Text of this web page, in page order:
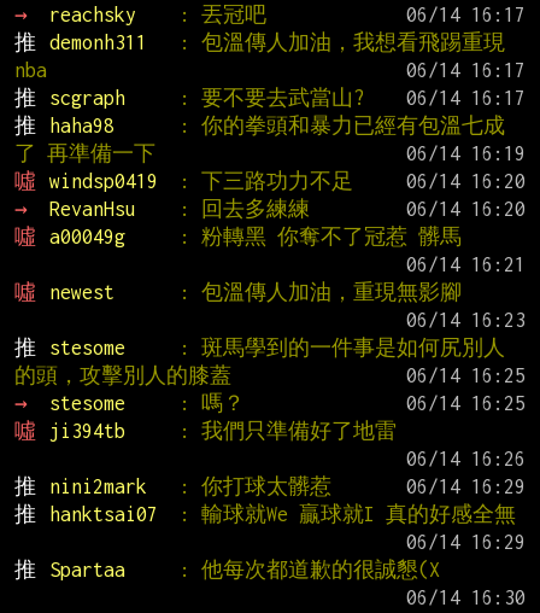
→
reachsky : 丟冠吧
推
demonh311
: 包溫傳人加油，我想看飛踢重現
nba
推
scgraph : 要不要去武當山?
推
haha98
: 你的拳頭和暴力已經有包溫七成
了 再準備一下
噓
windsp0419 : 下三路功力不足
→
RevanHsu : 回去多練練
噓
a00049g
: 粉轉黑 你奪不了冠惹 髒馬
噓
newest
: 包溫傳人加油，重現無影腳
推
stesome
: 斑馬學到的一件事是如何尻別人
的頭，攻擊別人的膝蓋
→
stesome : 嗎？
噓
ji394tb
: 我們只準備好了地雷
推
nini2mark : 你打球太髒惹
推
hanktsai07
: 輸球就We 贏球就I 真的好感全無
推
Spartaa
: 他每次都道歉的很誠懇(X